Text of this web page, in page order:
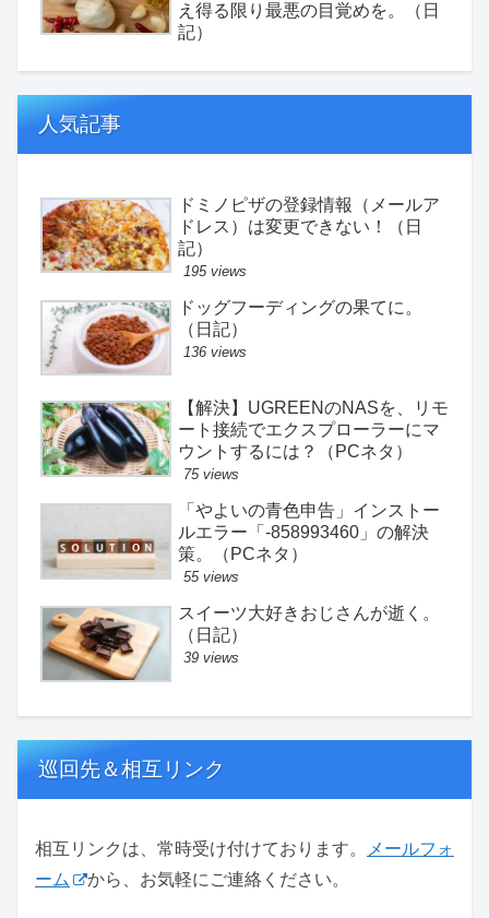
え得る限り最悪の目覚めを。（日
記）
人気記事
ドミノピザの登録情報（メールア
ドレス）は変更できない！（日
記）
195 views
ドッグフーディングの果てに。
（日記）
136 views
【解決】UGREENのNASを、リモ
ート接続でエクスプローラーにマ
ウントするには？（PCネタ）
75 views
「やよいの青色申告」インストー
ルエラー「-858993460」の解決
策。（PCネタ）
55 views
スイーツ大好きおじさんが逝く。
（日記）
39 views
巡回先＆相互リンク
相互リンクは、常時受け付けております。
メールフォ
ーム
から、お気軽にご連絡ください。